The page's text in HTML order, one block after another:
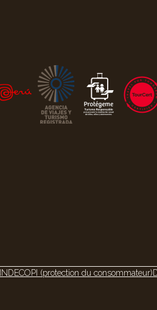
INDECOPI (protection du consommateur)